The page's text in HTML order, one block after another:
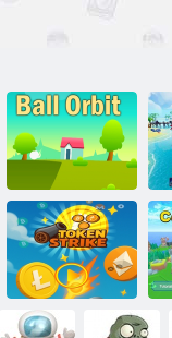
Ballumlaufbahn